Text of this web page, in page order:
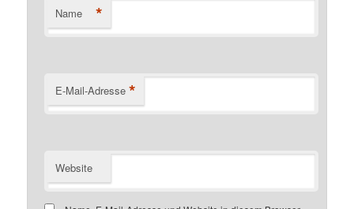
Name *
E-Mail-Adresse *
Website